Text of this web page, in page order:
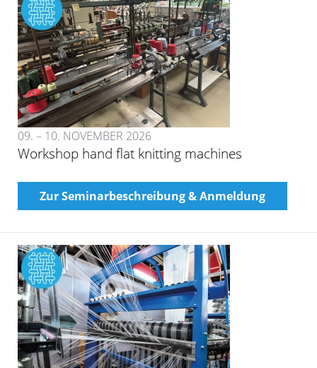
09. – 10. NOVEMBER 2026
Workshop hand flat knitting machines
Zur Seminarbeschreibung & Anmeldung